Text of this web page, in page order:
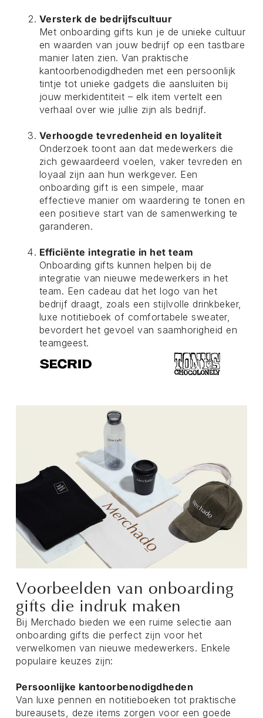
Versterk de bedrijfscultuur
Met onboarding gifts kun je de unieke cultuur
en waarden van jouw bedrijf op een tastbare
manier laten zien. Van praktische
kantoorbenodigdheden met een persoonlijk
tintje tot unieke gadgets die aansluiten bij
jouw merkidentiteit – elk item vertelt een
verhaal over wie jullie zijn als bedrijf.
Verhoogde tevredenheid en loyaliteit
Onderzoek toont aan dat medewerkers die
zich gewaardeerd voelen, vaker tevreden en
loyaal zijn aan hun werkgever. Een
onboarding gift is een simpele, maar
effectieve manier om waardering te tonen en
een positieve start van de samenwerking te
garanderen.
Efficiënte integratie in het team
Onboarding gifts kunnen helpen bij de
integratie van nieuwe medewerkers in het
team. Een cadeau dat het logo van het
bedrijf draagt, zoals een stijlvolle drinkbeker,
luxe notitieboek of comfortabele sweater,
bevordert het gevoel van saamhorigheid en
teamgeest.
Voorbeelden van onboarding
gifts die indruk maken
Bij Merchado bieden we een ruime selectie aan
onboarding gifts die perfect zijn voor het
verwelkomen van nieuwe medewerkers. Enkele
populaire keuzes zijn:
Persoonlijke kantoorbenodigdheden
Van luxe pennen en notitieboeken tot praktische
bureausets, deze items zorgen voor een goede